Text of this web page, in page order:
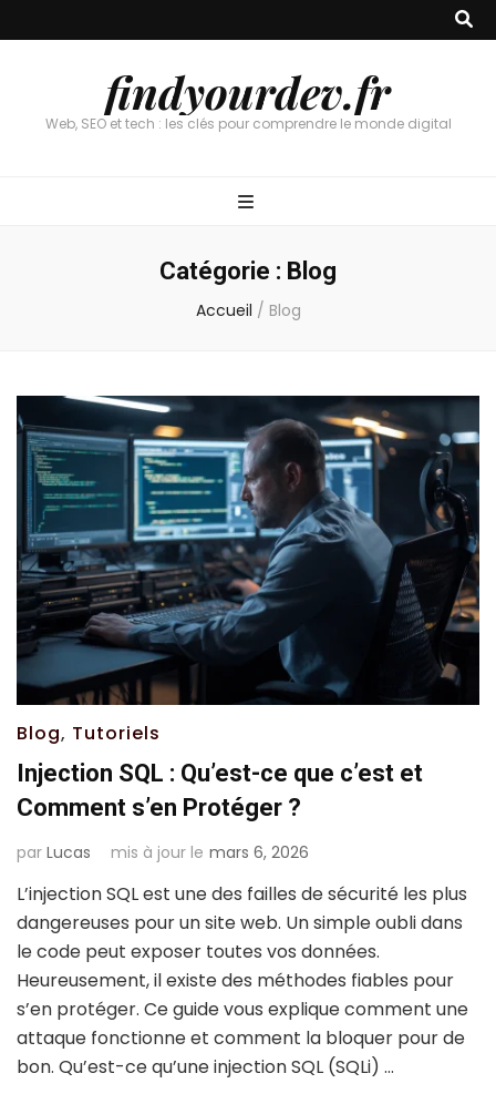
findyourdev.fr
Web, SEO et tech : les clés pour comprendre le monde digital
Catégorie : Blog
Accueil / Blog
Blog, Tutoriels
Injection SQL : Qu’est-ce que c’est et
Comment s’en Protéger ?
par Lucas mis à jour le mars 6, 2026
L’injection SQL est une des failles de sécurité les plus
dangereuses pour un site web. Un simple oubli dans
le code peut exposer toutes vos données.
Heureusement, il existe des méthodes fiables pour
s’en protéger. Ce guide vous explique comment une
attaque fonctionne et comment la bloquer pour de
bon. Qu’est-ce qu’une injection SQL (SQLi) …